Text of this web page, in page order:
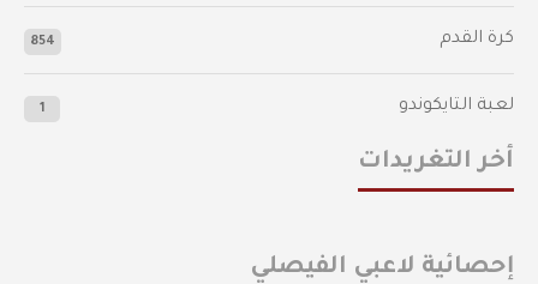
كرة القدم 854
لعبة التايكوندو 1
أخر التغريدات
إحصائية لاعبي الفيصلي